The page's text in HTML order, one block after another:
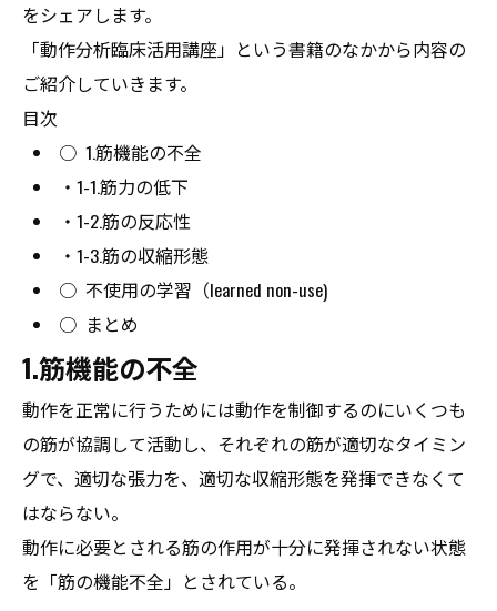
をシェアします。
「動作分析臨床活用講座」という書籍のなかから内容の
ご紹介していきます。
目次
○ 1.筋機能の不全
・ 1-1.筋力の低下
・ 1-2.筋の反応性
・ 1-3.筋の収縮形態
○ 不使用の学習（learned non-use)
○ まとめ
1.筋機能の不全
動作を正常に行うためには動作を制御するのにいくつも
の筋が協調して活動し、それぞれの筋が適切なタイミン
グで、適切な張力を、適切な収縮形態を発揮できなくて
はならない。
動作に必要とされる筋の作用が十分に発揮されない状態
を「筋の機能不全」とされている。